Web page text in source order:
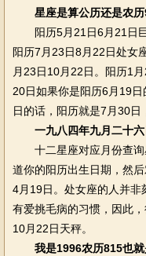
星座是算公历还是农
阳历5月21日6月21日巨
阳历7月23日8月22日处女
月23日10月22日。阳历1
20日如果你是阳历6月19
日的话，阳历就是7月30日
一九八四年九月二十
十二星座对应月份查询
道你的阳历出生日期，然
4月19日。处女座的人并非
有爱挑毛病的习惯，因此
10月22日天秤。
我是1996农历815也